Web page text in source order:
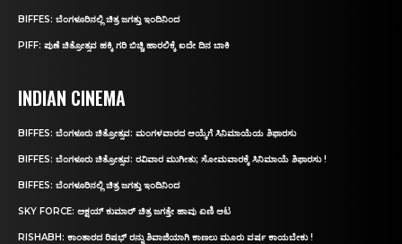
BIFFES: ಬೆಂಗಳೂರಿನಲ್ಲಿ ಚಿತ್ರ ಜಗತ್ತು ಇಂದಿನಿಂದ
PIFF: ಪುಣೆ ಚಿತ್ರೋತ್ಸವ ಹಕ್ಕಿ ಗರಿ ಬಿಚ್ಚಿ ಹಾರಲಿಕ್ಕೆ ಐದೇ ದಿನ ಬಾಕಿ
INDIAN CINEMA
BIFFES: ಬೆಂಗಳೂರು ಚಿತ್ರೋತ್ಸವ: ಮಂಗಳವಾರದ ಆಯ್ಕೆಗೆ ಸಿನಿಮಾಯೆಯ ಶಿಫಾರಸು
BIFFES: ಬೆಂಗಳೂರು ಚಿತ್ರೋತ್ಸವ: ರವಿವಾರ ಮುಗೀತು; ಸೋಮವಾರಕ್ಕೆ ಸಿನಿಮಾಯೆ ಶಿಫಾರಸು !
BIFFES: ಬೆಂಗಳೂರಿನಲ್ಲಿ ಚಿತ್ರ ಜಗತ್ತು ಇಂದಿನಿಂದ
SKY FORCE: ಅಕ್ಷಯ್ ಕುಮಾರ್‌ ಚಿತ್ರ ಜಗತ್ತೇ ಹಾವು ಏಣಿ ಆಟ
RISHABH: ಕಾಂತಾರದ ರಿಷಭ್‌ ರನ್ನು ಶಿವಾಜಿಯಾಗಿ ಕಾಣಲು ಮೂರು ವರ್ಷ ಕಾಯಬೇಕು !